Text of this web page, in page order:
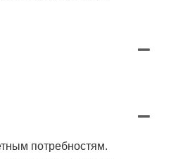
потребностям.